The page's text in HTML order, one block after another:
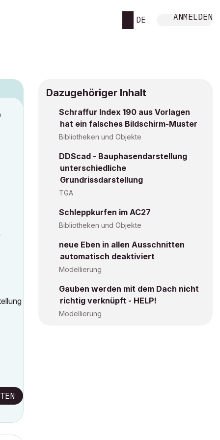
DE ANMELDEN
Dazugehöriger Inhalt
Schraffur Index 190 aus Vorlagen
hat ein falsches Bildschirm-Muster
Bibliotheken und Objekte
DDScad - Bauphasendarstellung
unterschiedliche
Grundrissdarstellung
TGA
Schleppkurfen im AC27
Bibliotheken und Objekte
neue Eben in allen Ausschnitten
automatisch deaktiviert
Modellierung
Gauben werden mit dem Dach nicht
richtig verknüpft - HELP!
Modellierung